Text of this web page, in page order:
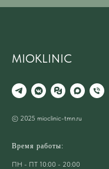
MIOKLINIC
© 2025 mioclinic-tmn.ru
Время работы:
ПН - ПТ 10:00 - 20:00